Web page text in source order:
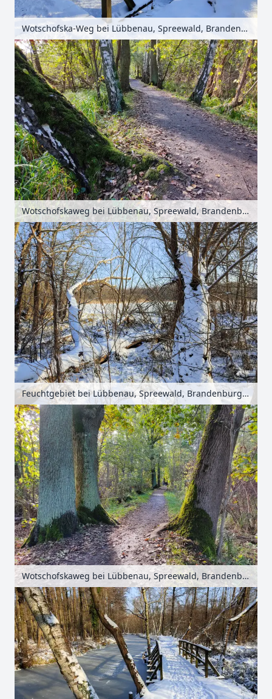
Wotschofska-Weg bei Lübbenau, Spreewald, Brandenburg, Deutschland
Wotschofskaweg bei Lübbenau, Spreewald, Brandenburg, Deutschland
Feuchtgebiet bei Lübbenau, Spreewald, Brandenburg, Deutschland
Wotschofskaweg bei Lübbenau, Spreewald, Brandenburg, Deutschland